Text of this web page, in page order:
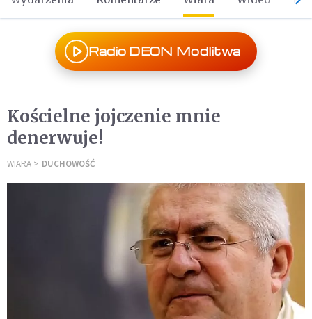
Radio DEON Modlitwa
Kościelne jojczenie mnie
denerwuje!
WIARA DUCHOWOŚĆ